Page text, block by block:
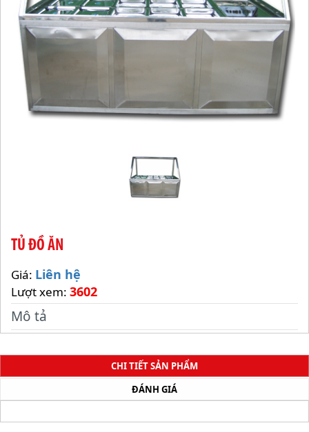
TỦ ĐỒ ĂN
Giá: Liên hệ
Lượt xem: 3602
Mô tả
CHI TIẾT SẢN PHẨM
ĐÁNH GIÁ